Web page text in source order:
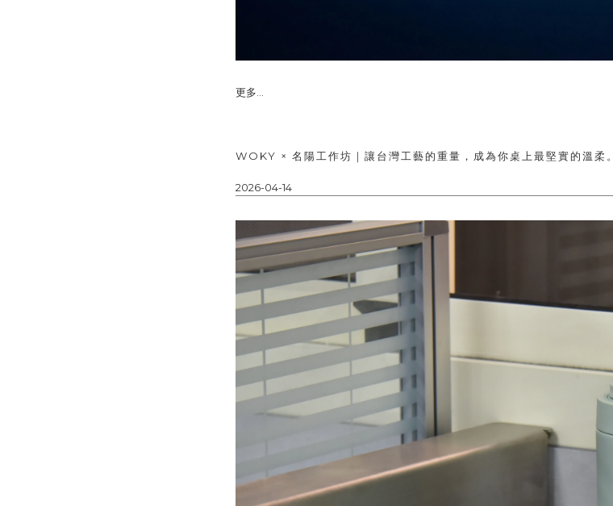
更多...
WOKY × 名陽工作坊｜讓台灣工藝的重量，成為你桌上最堅實的溫柔。
2026-04-14